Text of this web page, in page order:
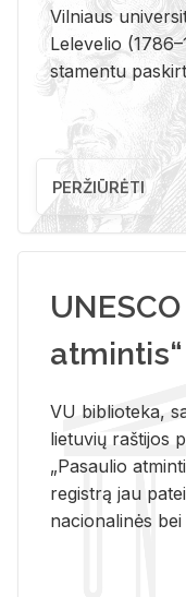
Vil­niaus
Le­le­ve­lio
sta­men­tu
PERŽIŪRĖTI
atmintis“
VU biblioteka,
lietuvių raštijos
„Pasaulio
registrą jau
nacionalinės